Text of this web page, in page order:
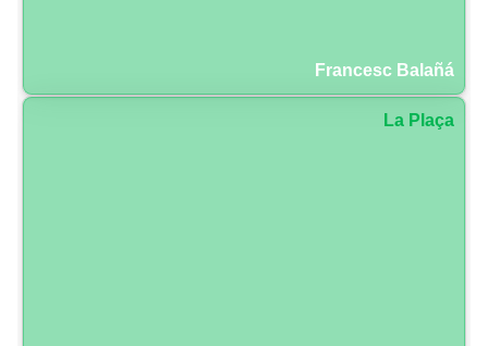
Francesc Balañá
La Plaça